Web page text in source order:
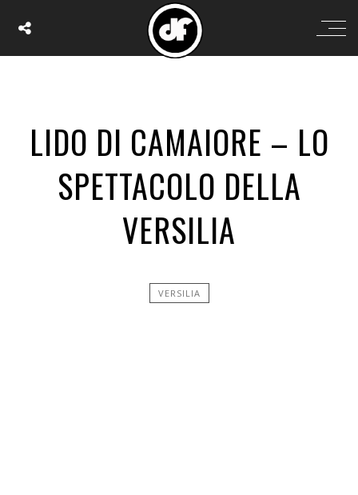
LIDO DI CAMAIORE – LO
SPETTACOLO DELLA
VERSILIA
VERSILIA